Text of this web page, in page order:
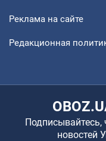
Реклама на сайте
Редакционная
Подписывайтесь,
новостей